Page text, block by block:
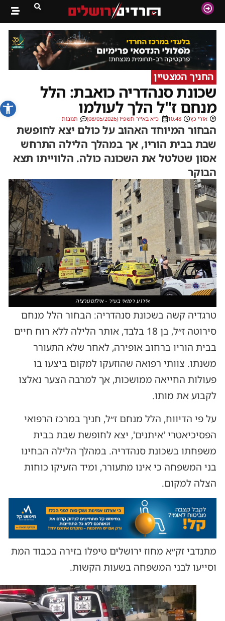
פתח
החניך המצטיין
שכונת סנהדריה כואבת: הלל
מנחם ז"ל הלך לעולמו
אורי כץ 10:48 כ״א באייר תשפ״ו (08/05/2026) תגובות
הבחור המיוחד האהוב על כולם יצא לחופשת
שבת בבית הוריו, אך במהלך הלילה התרחש
אסון שטלטל את השכונה כולה. הלווייתו תצא
הבוקר
אירוע רפואי בעיר - אילוסטרציה
טרגדיה קשה בשכונת סנהדריה: הבחור הלל מנחם
סירוטה ז״ל, בן 18 בלבד, אותר הלילה ללא רוח חיים
בבית הוריו ברחוב אופירה, לאחר שלא התעורר
משנתו. צוותי רפואה שהוזעקו למקום ביצעו בו
פעולות החייאה ממושכות, אך למרבה הצער נאלצו
לקבוע את מותו.
על פי הדיווח, הלל מנחם ז״ל, חניך במרכז הרפואי
הפסיכיאטרי 'איתנים', יצא לחופשת שבת בבית
משפחתו בשכונת סנהדריה. במהלך הלילה הבחינו
בני המשפחה כי אינו מתעורר, ומיד הזעיקו כוחות
הצלה למקום.
מתנדבי זק״א מחוז ירושלים טיפלו בזירה בכבוד המת
וסייעו לבני המשפחה בשעות הקשות.